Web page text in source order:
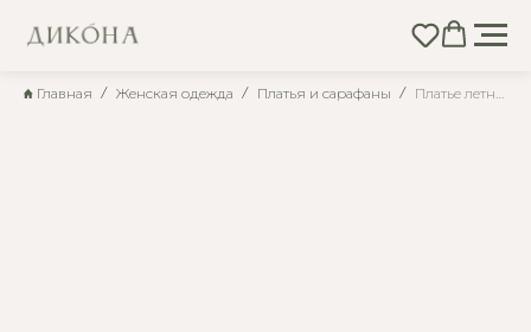
Главная Женская одежда Платья и сарафаны Платье летнее длинное приталенное белое с цветами